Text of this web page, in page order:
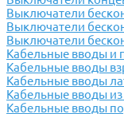
Выключатели
Выключатели
Выключатели
Кабельные вводы и
Кабельные вводы
Кабельные вводы
Кабельные вводы
Кабельные вводы